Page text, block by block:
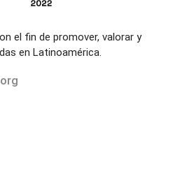
el fin de promover, valorar y
en Latinoamérica.